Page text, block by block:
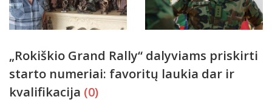
„Rokiškio Grand Rally“ dalyviams priskirti
starto numeriai: favoritų laukia dar ir
kvalifikacija (0)